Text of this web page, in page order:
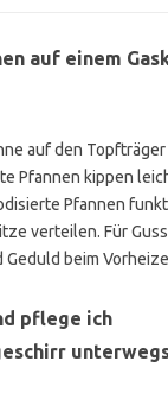
auf einem
auf den
Pfannen kippen
Pfannen
verteilen. Für
beim
pflege ich